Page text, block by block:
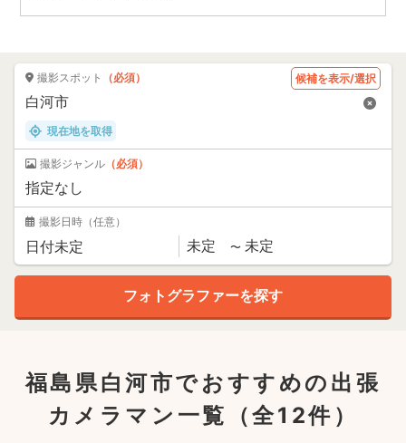
撮影スポット （必須） 候補を表示/選択
現在地を取得
撮影ジャンル （必須）
撮影日時 （任意）
福島県白河市でおすすめの出張
カメラマン一覧
（全12件）